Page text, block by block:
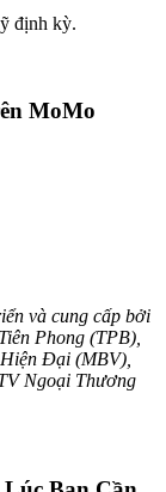
định kỳ.
MoMo
và cung cấp bởi
Phong (TPB),
Đại (MBV),
Ngoại Thương